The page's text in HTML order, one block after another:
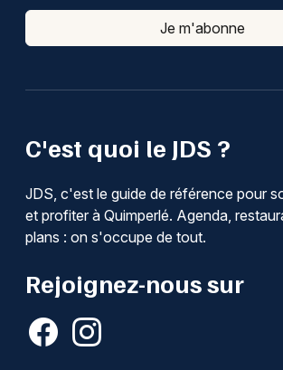
C'est quoi le JDS ?
JDS, c'est le guide de référence pour
et profiter à Quimperlé. Agenda,
plans : on s'occupe de tout.
Rejoignez-nous sur
Je m'abonne